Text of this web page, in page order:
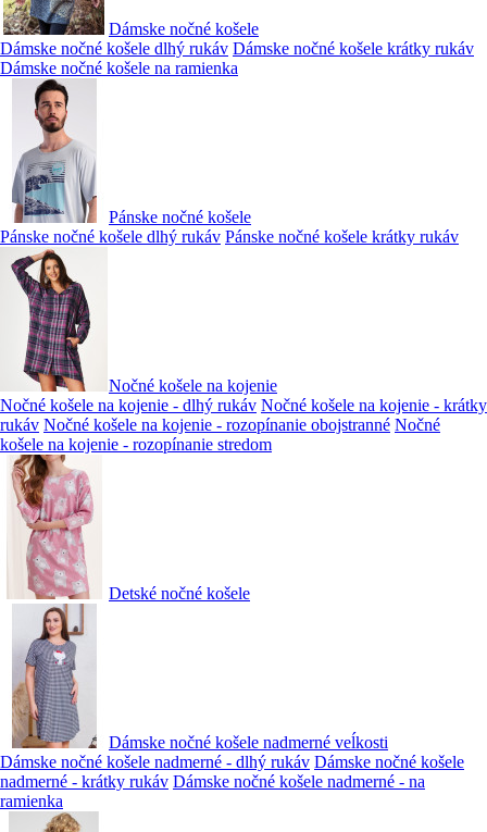
Dámske nočné košele
Dámske nočné košele dlhý rukáv Dámske nočné košele krátky rukáv
Dámske nočné košele na ramienka
Pánske nočné košele
Pánske nočné košele dlhý rukáv Pánske nočné košele krátky rukáv
Nočné košele na kojenie
Nočné košele na kojenie - dlhý rukáv Nočné košele na kojenie - krátky
rukáv Nočné košele na kojenie - rozopínanie obojstranné Nočné
košele na kojenie - rozopínanie stredom
Detské nočné košele
Dámske nočné košele nadmerné veĺkosti
Dámske nočné košele nadmerné - dlhý rukáv Dámske nočné košele
nadmerné - krátky rukáv Dámske nočné košele nadmerné - na
ramienka